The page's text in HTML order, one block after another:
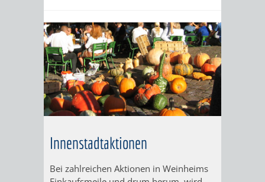
STÄDTEPARTNERSCHAFTEN
ANETCAVAILLON
IMOLALUTHERSTADT
RAMAT
GAN ALLIÈRES
ORTSCHAFTEN
HOHENSACHSEN
EINRICHTUNGEN
Innenstadtaktionen
Bei zahlreichen Aktionen in Weinheims